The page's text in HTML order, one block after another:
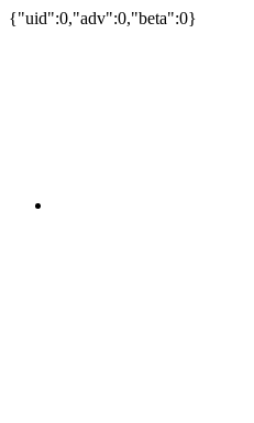
{"uid":0,"adv":0,"beta":0}